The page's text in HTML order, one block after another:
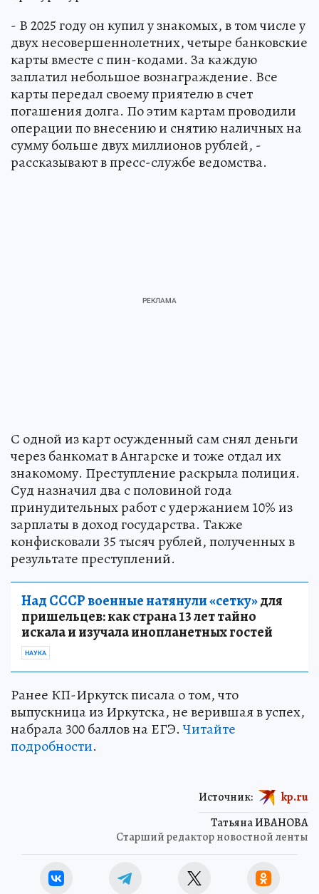
- В 2025 году он купил у знакомых, в том числе у
двух несовершеннолетних, четыре банковские
карты вместе с пин-кодами. За каждую
заплатил небольшое вознаграждение. Все
карты передал своему приятелю в счет
погашения долга. По этим картам проводили
операции по внесению и снятию наличных на
сумму больше двух миллионов рублей, -
рассказывают в пресс-службе ведомства.
С одной из карт осужденный сам снял деньги
через банкомат в Ангарске и тоже отдал их
знакомому. Преступление раскрыла полиция.
Суд назначил два с половиной года
принудительных работ с удержанием 10% из
зарплаты в доход государства. Также
конфисковали 35 тысяч рублей, полученных в
результате преступлений.
Над СССР военные натянули «сетку»для
пришельцев: как страна 13 лет тайно
искала и изучала инопланетных гостей
НАУКА
Ранее КП-Иркутск писала о том, что
выпускница из Иркутска, не верившая в успех,
набрала 300 баллов на ЕГЭ.Читайте
подробности.
Татьяна ИВАНОВА
Старший редактор новостной ленты
Источник: kp.ru